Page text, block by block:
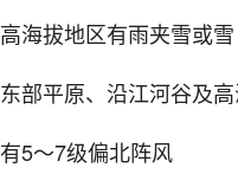
高海拔地区有雨夹雪或雪
东部平原、沿江河谷及
有5～7级偏北阵风